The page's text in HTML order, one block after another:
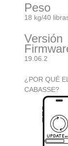
Peso
18 kg/40
Versión
19.06.2
¿POR QUÉ
CABASSE?